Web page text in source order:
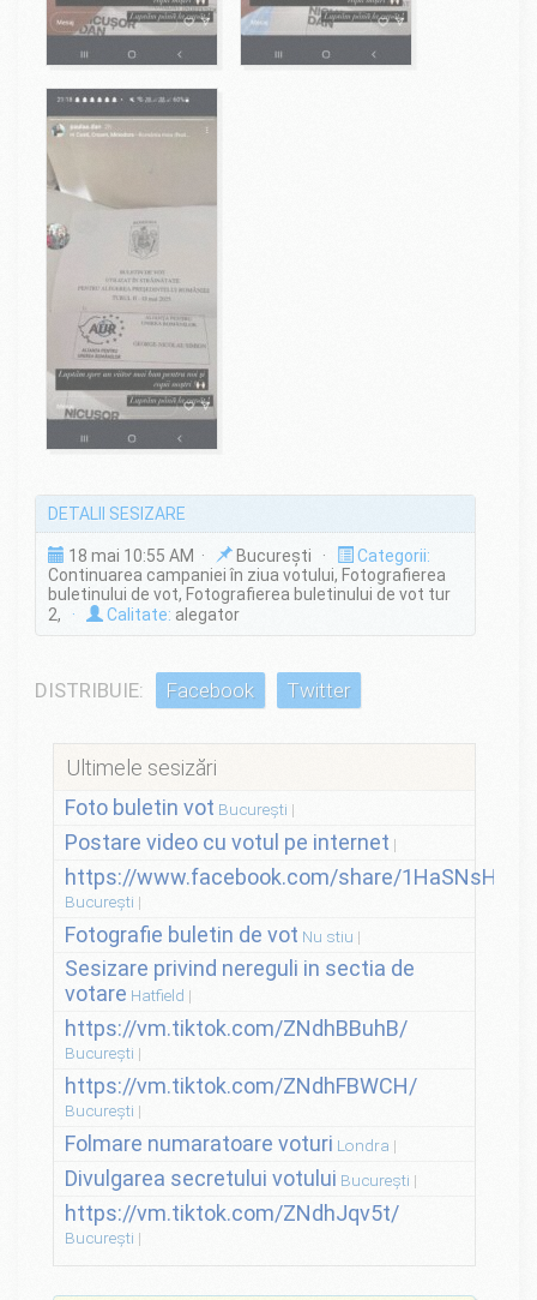
DETALII SESIZARE
18 mai 10:55 AM · București ·
Categorii:
Continuarea campaniei în ziua votului, Fotografierea
buletinului de vot, Fotografierea buletinului de vot tur
2,
· Calitate: alegator
DISTRIBUIE: Facebook Twitter
Ultimele sesizări
Foto buletin vot București
Postare video cu votul pe internet
https://www.facebook.com/share/
București
Fotografie buletin de vot Nu stiu
Sesizare privind nereguli in sectia de
votare Hatfield
https://vm.tiktok.com/ZNdhBBuhB/
București
https://vm.tiktok.com/ZNdhFBWCH/
București
Folmare numaratoare voturi Londra
Divulgarea secretului votului București
https://vm.tiktok.com/ZNdhJqv5t/
București